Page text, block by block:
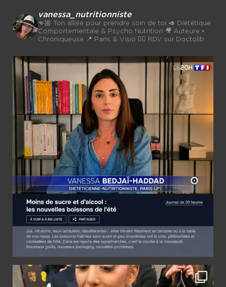
vanessa_nutritionniste
👊🏼 Ton alliée pour prendre soin de toi 🥑 Diététique
Comportementale & Psycho Nutrition 🎥 Auteure •
Chroniqueuse 📍 Paris & Visio 👉🏼 RDV sur Doctolib